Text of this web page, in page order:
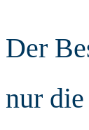
Der
nur